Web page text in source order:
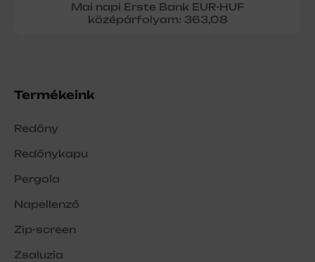
Mai napi Erste Bank EUR-HUF
középárfolyam: 363,08
Termékeink
Redőny
Redőnykapu
Pergola
Napellenző
Zip-screen
Zsaluzia